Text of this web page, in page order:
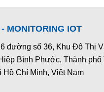
MONITORING IOT
đường số 36, Khu Đô Thị
Bình Phước, Thành phố
Chí Minh, Việt Nam